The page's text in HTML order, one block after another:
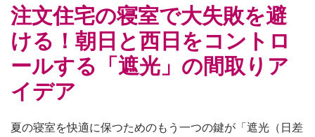
注文住宅の寝室で大失敗を避
ける！朝日と西日をコントロ
ールする「遮光」の間取りア
イデア
夏の寝室を快適に保つためのもう一つの鍵が「遮光（日差